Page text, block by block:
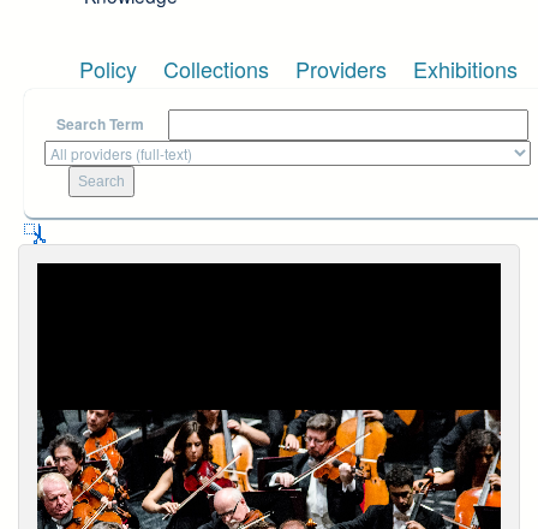
Policy Collections Providers Exhibitions
Search Term